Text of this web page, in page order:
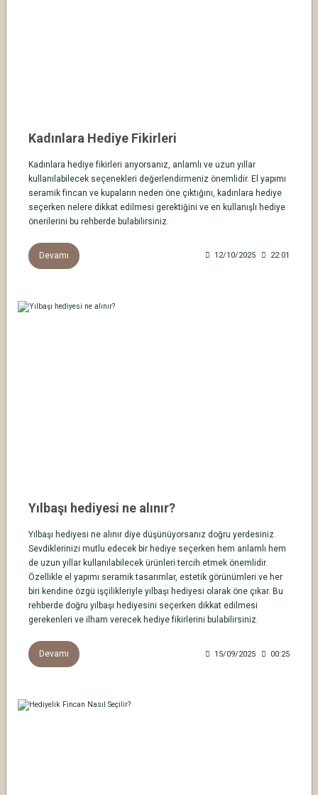
Kadınlara Hediye Fikirleri
Kadınlara hediye fikirleri arıyorsanız, anlamlı ve uzun yıllar
kullanılabilecek seçenekleri değerlendirmeniz önemlidir. El yapımı
seramik fincan ve kupaların neden öne çıktığını, kadınlara hediye
seçerken nelere dikkat edilmesi gerektiğini ve en kullanışlı hediye
önerilerini bu rehberde bulabilirsiniz.
Devamı 12/10/2025 22:01
Yılbaşı hediyesi ne alınır?
Yılbaşı hediyesi ne alınır diye düşünüyorsanız doğru yerdesiniz.
Sevdiklerinizi mutlu edecek bir hediye seçerken hem anlamlı hem
de uzun yıllar kullanılabilecek ürünleri tercih etmek önemlidir.
Özellikle el yapımı seramik tasarımlar, estetik görünümleri ve her
biri kendine özgü işçilikleriyle yılbaşı hediyesi olarak öne çıkar. Bu
rehberde doğru yılbaşı hediyesini seçerken dikkat edilmesi
gerekenleri ve ilham verecek hediye fikirlerini bulabilirsiniz.
Devamı 15/09/2025 00:25